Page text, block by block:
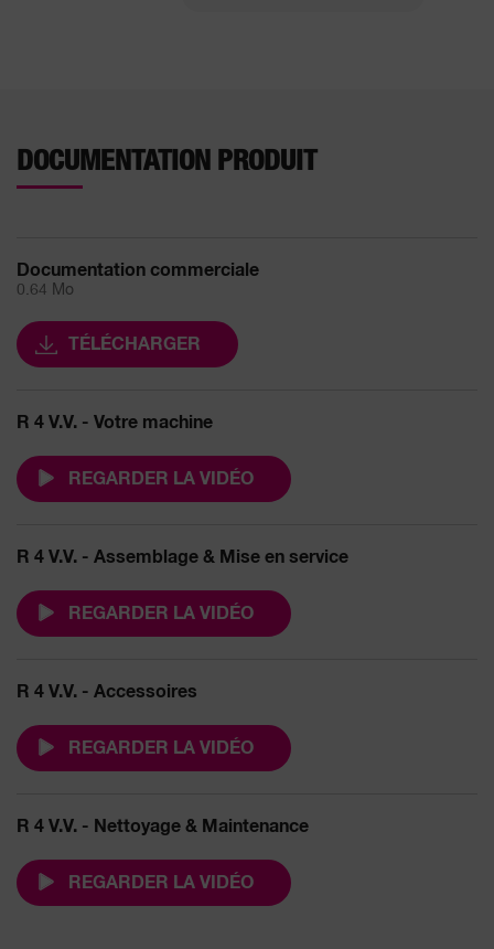
DOCUMENTATION PRODUIT
Documentation commerciale
0.64 Mo
TÉLÉCHARGER
R 4 V.V. - Votre machine
REGARDER LA VIDÉO
R 4 V.V. - Assemblage & Mise en service
REGARDER LA VIDÉO
R 4 V.V. - Accessoires
REGARDER LA VIDÉO
R 4 V.V. - Nettoyage & Maintenance
REGARDER LA VIDÉO